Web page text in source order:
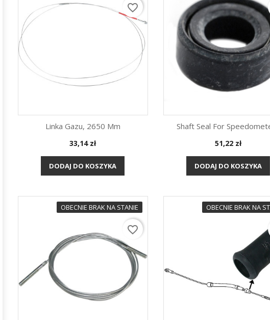
psuje się po latach?
klasyk, który zasługuje na
drugie życie. Poznaj typowe
usterki i sprawdź, jakie części...
Sprawdź 3 najczęstsze
Auto odpala i po chwili gaśnie?
Poznaj 3 najczęstsze przyczyny
problemu i sprawdź, które
elementy warto skontrolować...
Masz
na
więcej
Szybki podgląd
Linka Gazu, 2650 Mm
Cena
33,14 zł
DODAJ DO KOSZYKA
favorite_border
Szybki podgląd
Shaft Seal For
Cena
51,22 zł
DODAJ DO KOSZYKA
OBECNIE BRAK NA STANIE
favorite_border
OBECNIE BRAK NA